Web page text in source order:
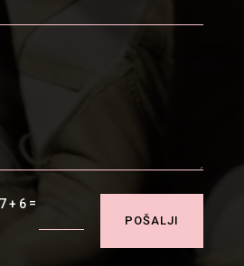
7 + 6 =
POŠALJI